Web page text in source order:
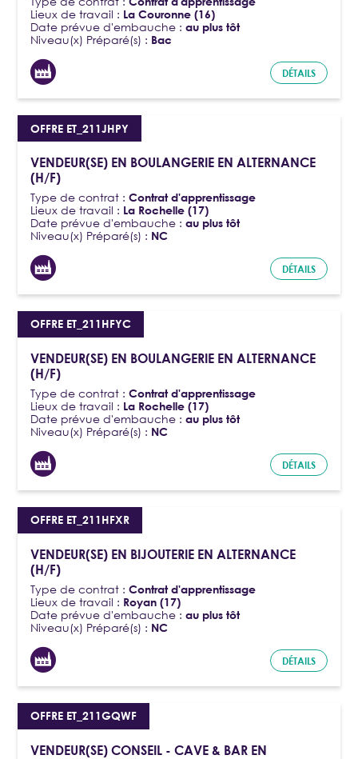
Lieux de travail : La Couronne (16)
Date prévue d'embauche : au plus tôt
Niveau(x) Préparé(s) : Bac
DÉTAILS
OFFRE ET_211JHPY
VENDEUR(SE) EN BOULANGERIE EN ALTERNANCE
(H/F)
Type de contrat : Contrat d'apprentissage
Lieux de travail : La Rochelle (17)
Date prévue d'embauche : au plus tôt
Niveau(x) Préparé(s) : NC
DÉTAILS
OFFRE ET_211HFYC
VENDEUR(SE) EN BOULANGERIE EN ALTERNANCE
(H/F)
Type de contrat : Contrat d'apprentissage
Lieux de travail : La Rochelle (17)
Date prévue d'embauche : au plus tôt
Niveau(x) Préparé(s) : NC
DÉTAILS
OFFRE ET_211HFXR
VENDEUR(SE) EN BIJOUTERIE EN ALTERNANCE
(H/F)
Type de contrat : Contrat d'apprentissage
Lieux de travail : Royan (17)
Date prévue d'embauche : au plus tôt
Niveau(x) Préparé(s) : NC
DÉTAILS
OFFRE ET_211GQWF
VENDEUR(SE) CONSEIL - CAVE & BAR EN